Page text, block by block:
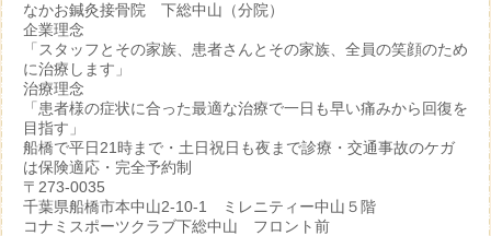
なかお鍼灸接骨院 下総中山（分院）
企業理念
「スタッフとその家族、患者さんとその家族、全員の笑顔のため
に治療します」
治療理念
「患者様の症状に合った最適な治療で一日も早い痛みから回復を
目指す」
船橋で平日21時まで・土日祝日も夜まで診療・交通事故のケガ
は保険適応・完全予約制
〒273-0035
千葉県船橋市本中山2-10-1 ミレニティー中山５階
コナミスポーツクラブ下総中山 フロント前